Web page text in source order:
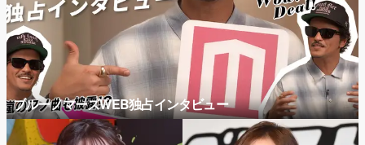
ブルーノマーズWEB独占インタビュー